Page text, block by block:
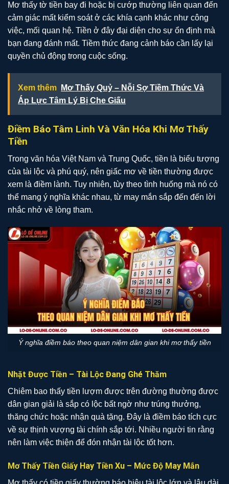
Mơ thấy tờ tiền bay đi hoặc bị cướp thường liên quan đến
cảm giác mất kiểm soát ở các khía cạnh khác như công
việc, mối quan hệ. Tiền ở đây đại diện cho sự ổn định mà
bạn đang đánh mất. Tiềm thức đang cảnh báo cần lấy lại
quyền chủ động trong cuộc sống.
Xem thêm
Mơ Thấy Quỷ – Nỗi Sợ Tiềm Thức Và
Áp Lực Tâm Lý Bị Che Giấu
Điềm Báo Tâm Linh Và Văn Hóa Khi Mơ Thấy
Tiền
Trong văn hóa Việt Nam và Trung Quốc, tiền là biểu tượng
của tài lộc và phú quý, nên giấc mơ về tiền thường được
xem là điềm lành. Tuy nhiên, tùy theo tình huống mà nó có
thể mang ý nghĩa khác nhau, từ may mắn sắp đến đến lời
nhắc nhở về lòng tham.
Ý nghĩa điềm báo theo quan niệm dân gian khi mơ thấy tiền
Nhặt Được Tiền – Tài Lộc Đang Ghé Thăm
Chiêm bao thấy tiền lượm được trên đường thường được
dân gian giải là sắp có lộc bất ngờ như trúng thưởng,
thăng chức hoặc nhận quà tặng. Đây là điềm báo tích cực
về sự thịnh vượng tài chính sắp tới. Nhiều người tin rằng
nên làm việc thiện để đón nhận tài lộc tốt hơn.
Mơ Thấy Tiền Giấy Hay Tiền Xu – Mức Độ May Mắn